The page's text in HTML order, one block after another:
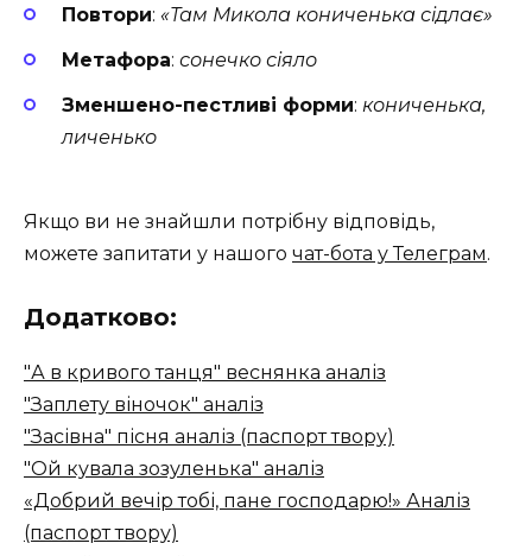
Повтори: «Там Микола кониченька сідлає»
Метафора: сонечко сіяло
Зменшено-пестливі форми: кониченька,
личенько
Якщо ви не знайшли потрібну відповідь,
можете запитати у нашого чат-бота у Телеграм.
Додатково:
"А в кривого танця" веснянка аналіз
"Заплету віночок" аналіз
"Засівна" пісня аналіз (паспорт твору)
"Ой кувала зозуленька" аналіз
«Добрий вечір тобі, пане господарю!» Аналіз
(паспорт твору)